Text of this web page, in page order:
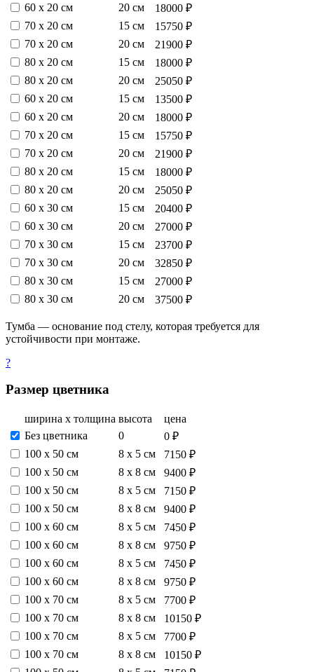
60 х 20 см
20 см
18000 ₽
70 х 20 см
15 см
15750 ₽
70 х 20 см
20 см
21900 ₽
80 х 20 см
15 см
18000 ₽
80 х 20 см
20 см
25050 ₽
60 х 20 см
15 см
13500 ₽
60 х 20 см
20 см
18000 ₽
70 х 20 см
15 см
15750 ₽
70 х 20 см
20 см
21900 ₽
80 х 20 см
15 см
18000 ₽
80 х 20 см
20 см
25050 ₽
60 х 30 см
15 см
20400 ₽
60 х 30 см
20 см
27000 ₽
70 х 30 см
15 см
23700 ₽
70 х 30 см
20 см
32850 ₽
80 х 30 см
15 см
27000 ₽
80 х 30 см
20 см 37500 ₽
Тумба — основание под стелу, которая требуется для
устойчивости при монтаже.
?
Размер цветника
ширина х толщина высота
цена
Без цветника
0
0 ₽
100 х 50 см
8 х 5 см
7150 ₽
100 х 50 см
8 х 8 см
9400 ₽
100 х 50 см
8 х 5 см
7150 ₽
100 х 50 см
8 х 8 см
9400 ₽
100 х 60 см
8 х 5 см
7450 ₽
100 х 60 см
8 х 8 см
9750 ₽
100 х 60 см
8 х 5 см
7450 ₽
100 х 60 см
8 х 8 см
9750 ₽
100 х 70 см
8 х 5 см
7700 ₽
100 х 70 см
8 х 8 см
10150 ₽
100 х 70 см
8 х 5 см
7700 ₽
100 х 70 см
8 х 8 см
10150 ₽